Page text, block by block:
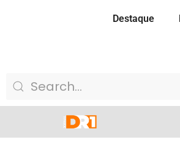
Destaque